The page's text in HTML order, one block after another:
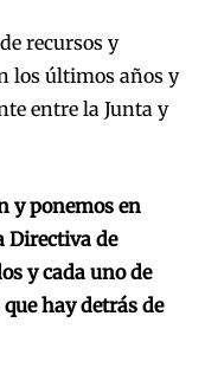
recursos y
los últimos años y
entre la Junta y
y ponemos en
Directiva de
y cada uno de
hay detrás de